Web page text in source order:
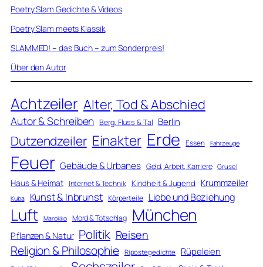
Poetry Slam Gedichte & Videos
Poetry Slam meets Klassik
SLAMMED! – das Buch – zum Sonderpreis!
Über den Autor
Achtzeiler Alter, Tod & Abschied
Autor & Schreiben Berg, Fluss & Tal Berlin
Dutzendzeiler Einakter Erde Essen Fahrzeuge
Feuer Gebäude & Urbanes Geld, Arbeit, Karriere Grusel
Haus & Heimat Internet & Technik Kindheit & Jugend Krummzeiler
Kuba Kunst & Inbrunst Körperteile Liebe und Beziehung
Luft Marokko Mord & Totschlag München
Pflanzen & Natur Politik Reisen
Religion & Philosophie Ripostegedichte Rüpeleien